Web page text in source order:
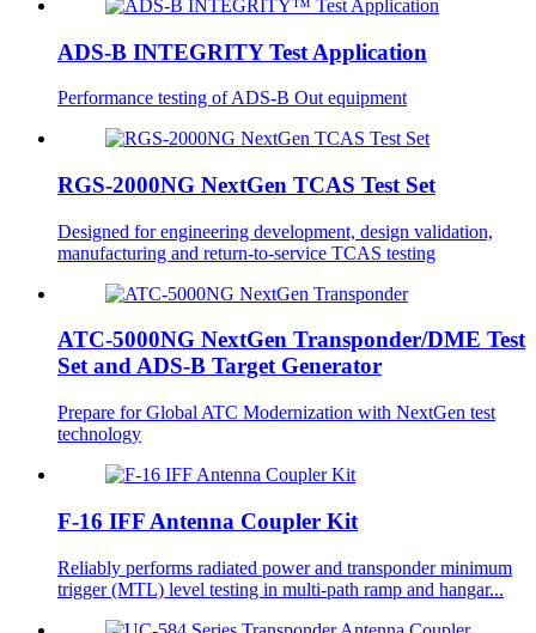
ADS-B INTEGRITY Test Application
Performance testing of ADS-B Out equipment
RGS-2000NG NextGen TCAS Test Set
Designed for engineering development, design validation,
manufacturing and return-to-service TCAS testing
ATC-5000NG NextGen Transponder/DME Test
Set and ADS-B Target Generator
Prepare for Global ATC Modernization with NextGen test
technology
F-16 IFF Antenna Coupler Kit
Reliably performs radiated power and transponder minimum
trigger (MTL) level testing in multi-path ramp and hangar...